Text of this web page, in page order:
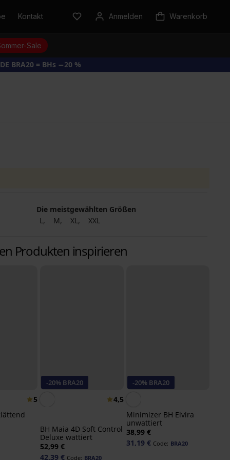
Kontakt Anmelden Warenkorb
Sale
BRA20 = BHs −20 %
Die meistgewählten Größen
L
M XL XXL
Produkten inspirieren
5
-20% BRA20
4,5
BH Maia 4D Soft Control
Deluxe wattiert
52,99 €
42,39 € Code: BRA20
-20% BRA20
Minimizer BH Elvira
unwattiert
38,99 €
31,19 € Code: BRA20